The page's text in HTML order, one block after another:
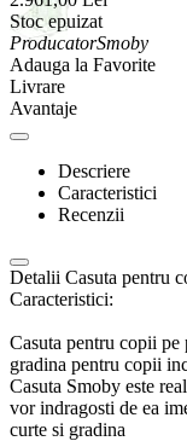
Stoc epuizat
ProducatorSmoby
Adauga la Favorite
Livrare
Avantaje
Descriere
Caracteristici
Recenzii
Detalii Casuta pentru
Caracteristici:
Casuta pentru copii pe
gradina pentru copii
Casuta Smoby este
vor indragosti de ea
curte si gradina